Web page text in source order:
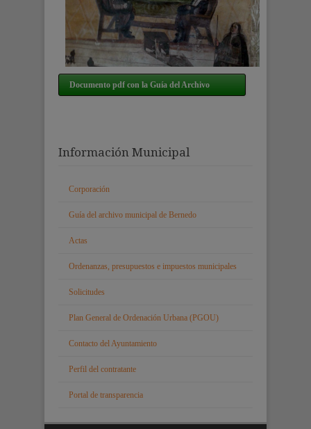
Documento pdf con la Guía del Archivo
Información Municipal
Corporación
Guía del archivo municipal de Bernedo
Actas
Ordenanzas, presupuestos e impuestos municipales
Solicitudes
Plan General de Ordenación Urbana (PGOU)
Contacto del Ayuntamiento
Perfil del contratante
Portal de transparencia